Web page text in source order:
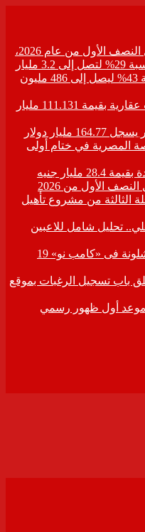
ڤاليو تواصل زخمها القوي خلال النصف الأول من عام 2026،
حيث ارتفع إجمالي الإيرادات بنسبة 29% لتصل إلى 3.2 مليار
جنيه، مع نمو صافي الربح بنسبة 43% ليصل إلى 486 مليون
البنوك والشركات تضخ تمويلات عقارية بقيمة 111.131 مليار
دولار
المصرية في ختام أولى
مدينة مصر تسجل مبيعات جديدة بقيمة 28.4 مليار جنيه
الأول من 2026
الثالثة من مشروع تأهيل
تحليل شامل للاعبين
موعد تاريخي.. الأهلي يواجه برشلونة فى «كامب نو» 19
باب تسجيل الرغبات بموقع
أول ظهور رسمي